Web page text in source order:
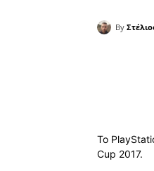
By
Το
Cup 2017.